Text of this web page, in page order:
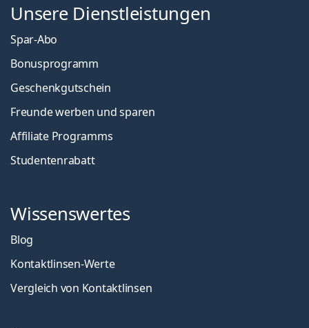
Unsere Dienstleistungen
Spar-Abo
Bonusprogramm
Geschenkgutschein
Freunde werben und sparen
Affiliate Programms
Studentenrabatt
Wissenswertes
Blog
Kontaktlinsen-Werte
Vergleich von Kontaktlinsen